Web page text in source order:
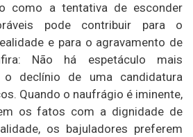
como a tentativa de esconder
pode contribuir para o
e para o agravamento de
Não há espetáculo mais
declínio de uma candidatura
Quando o naufrágio é iminente,
os fatos com a dignidade de
os bajuladores preferem